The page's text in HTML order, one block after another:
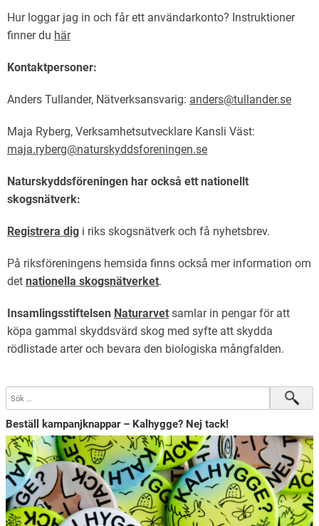
Hur loggar jag in och får ett användarkonto? Instruktioner
finner du här
Kontaktpersoner:
Anders Tullander, Nätverksansvarig: anders@tullander.se
Maja Ryberg, Verksamhetsutvecklare Kansli Väst:
maja.ryberg@naturskyddsforeningen.se
Naturskyddsföreningen har också ett nationellt
skogsnätverk:
Registrera dig i riks skogsnätverk och få nyhetsbrev.
På riksföreningens hemsida finns också mer information om
det nationella skogsnätverket.
Insamlingsstiftelsen Naturarvet samlar in pengar för att
köpa gammal skyddsvärd skog med syfte att skydda
rödlistade arter och bevara den biologiska mångfalden.
Beställ kampanjknappar – Kalhygge? Nej tack!